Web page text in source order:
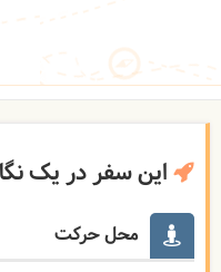
این سفر در یک
محل حرکت